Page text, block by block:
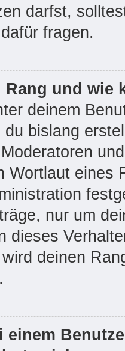
darfst,
fragen.
Rang und wie
deinem
bislang
Wortlaut eines
nur um
dieses
deinen
einem